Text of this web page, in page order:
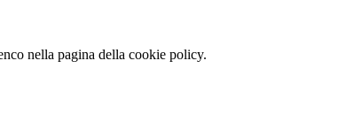
nella pagina della cookie policy.